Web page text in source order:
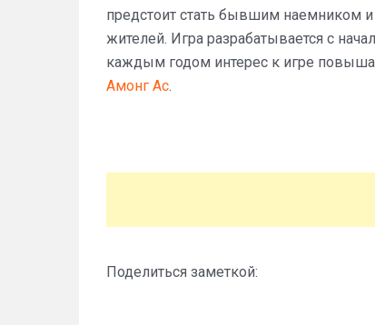
предстоит стать бывшим наемником
жителей. Игра разрабатывается с
каждым годом интерес к игре
Амонг Ас.
Поделиться заметкой: